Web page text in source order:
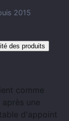
2015
des produits
comme
une
d'appoint